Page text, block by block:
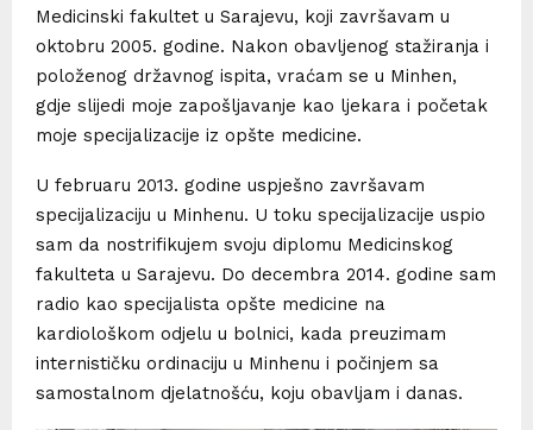
Medicinski fakultet u Sarajevu, koji završavam u
oktobru 2005. godine. Nakon obavljenog stažiranja i
položenog državnog ispita, vraćam se u Minhen,
gdje slijedi moje zapošljavanje kao ljekara i početak
moje specijalizacije iz opšte medicine.
U februaru 2013. godine uspješno završavam
specijalizaciju u Minhenu. U toku specijalizacije uspio
sam da nostrifikujem svoju diplomu Medicinskog
fakulteta u Sarajevu. Do decembra 2014. godine sam
radio kao specijalista opšte medicine na
kardiološkom odjelu u bolnici, kada preuzimam
internističku ordinaciju u Minhenu i počinjem sa
samostalnom djelatnošću, koju obavljam i danas.